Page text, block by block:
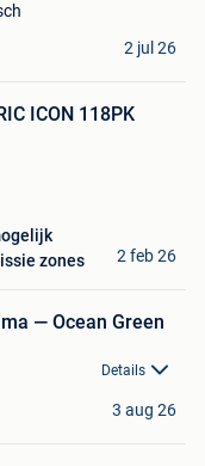
2 jul 26
ICON 118PK
zones
2 feb 26
— Ocean Green
Details
3 aug 26